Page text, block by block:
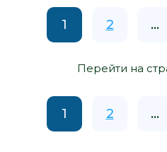
1 2 ...
Перейти на
1 2 ...